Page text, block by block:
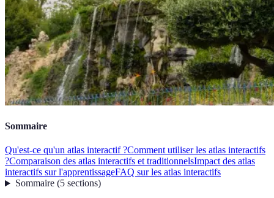
Sommaire
Qu'est-ce qu'un atlas interactif ?Comment utiliser les atlas interactifs
?Comparaison des atlas interactifs et traditionnelsImpact des atlas
interactifs sur l'apprentissageFAQ sur les atlas interactifs
Sommaire(5 sections)